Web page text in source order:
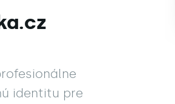
identitu pre